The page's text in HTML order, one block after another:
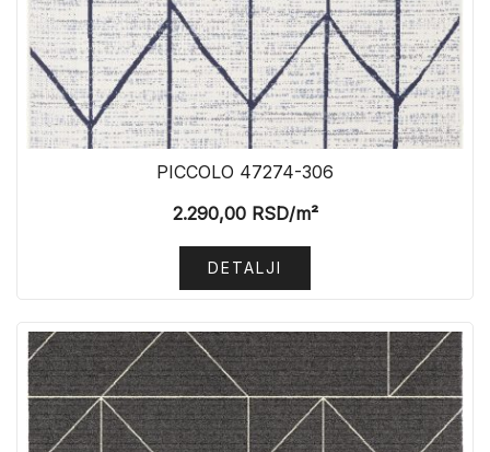
PICCOLO 47274-306
2.290,00RSD/m²
DETALJI